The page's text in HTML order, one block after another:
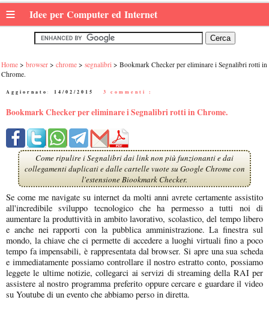
≡ Idee per Computer ed Internet
Home browser chrome segnalibri
Bookmark Checker per eliminare i Segnalibri rotti in
Chrome.
Aggiornato: 14/02/2015 3 commenti :
Bookmark Checker per eliminare i Segnalibri rotti in Chrome.
Come ripulire i Segnalibri dai link non più funzionanti e dai
collegamenti duplicati e dalle cartelle vuote su Google Chrome con
l'estensione Biookmark Checker.
Se come me navigate su internet da molti anni avrete certamente assistito
all'incredibile sviluppo tecnologico che ha permesso a tutti noi di
aumentare la produttività in ambito lavorativo, scolastico, del tempo libero
e anche nei rapporti con la pubblica amministrazione. La finestra sul
mondo, la chiave che ci permette di accedere a luoghi virtuali fino a poco
tempo fa impensabili, è rappresentata dal browser. Si apre una sua scheda
e immediatamente possiamo controllare il nostro estratto conto, possiamo
leggete le ultime notizie, collegarci ai servizi di streaming della RAI per
assistere al nostro programma preferito oppure cercare e guardare il video
su Youtube di un evento che abbiamo perso in diretta.